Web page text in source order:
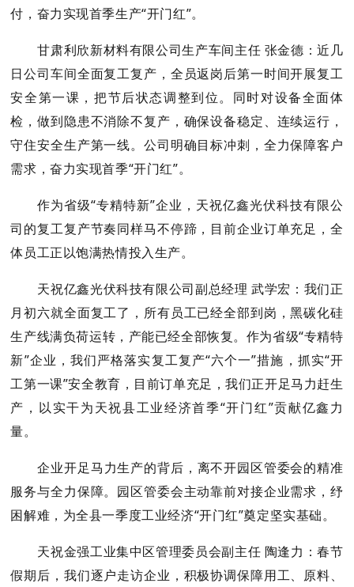
付，奋力实现首季生产“开门红”。
甘肃利欣新材料有限公司生产车间主任 张金德 ：近几
日公司车间全面复工复产，全员返岗后第一时间开展复工
安全第一课，把节后状态调整到位。同时对设备全面体
检，做到隐患不消除不复产，确保设备稳定、连续运行，
守住安全生产第一线。公司明确目标冲刺，全力保障客户
需求，奋力实现首季“开门红”。
作为省级“专精特新”企业，天祝亿鑫光伏科技有限公
司的复工复产节奏同样马不停蹄 ， 目前企业订单充足，全
体员工正以饱满热情投入生产。
天祝亿鑫光伏科技有限公司副总经理武学宏： 我们正
月初六就全面复工了，所有员工已经全部到岗，黑碳化硅
生产线满负荷运转，产能已经全部恢复。作为省级“专精特
新”企业，我们严格落实复工复产“六个一”措施，抓实“开
工第一课”安全教育，目前订单充足，我们正开足马力赶生
产，以实干为天祝县工业经济首季“开门红”贡献亿鑫力
量。
企业开足马力生产的背后，离不开园区管委会的精准
服务与全力保障。 园区管委会主动靠前对接企业需求，纾
困解难 ，为全县一季度工业经济“开门红”奠定坚实基础。
天祝金强工业集中区管理委员会副主任 陶逢力 ：春节
假期后，我们逐户走访企业，积极协调保障用工、原料、